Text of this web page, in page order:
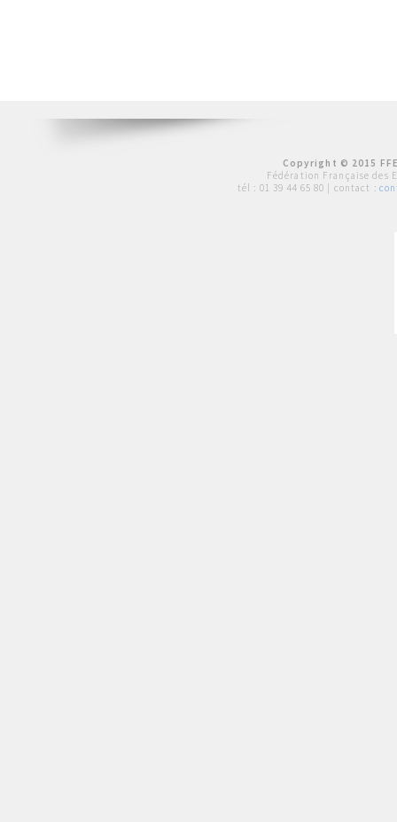
Copyright © 2015
Fédération Française des
tél : 01 39 44 65 80 | contact :